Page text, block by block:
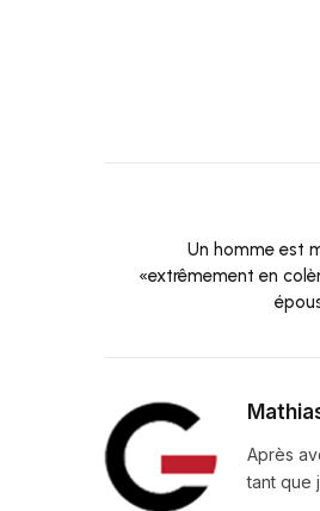
Un homme est
«extrêmement en
Après
tant que